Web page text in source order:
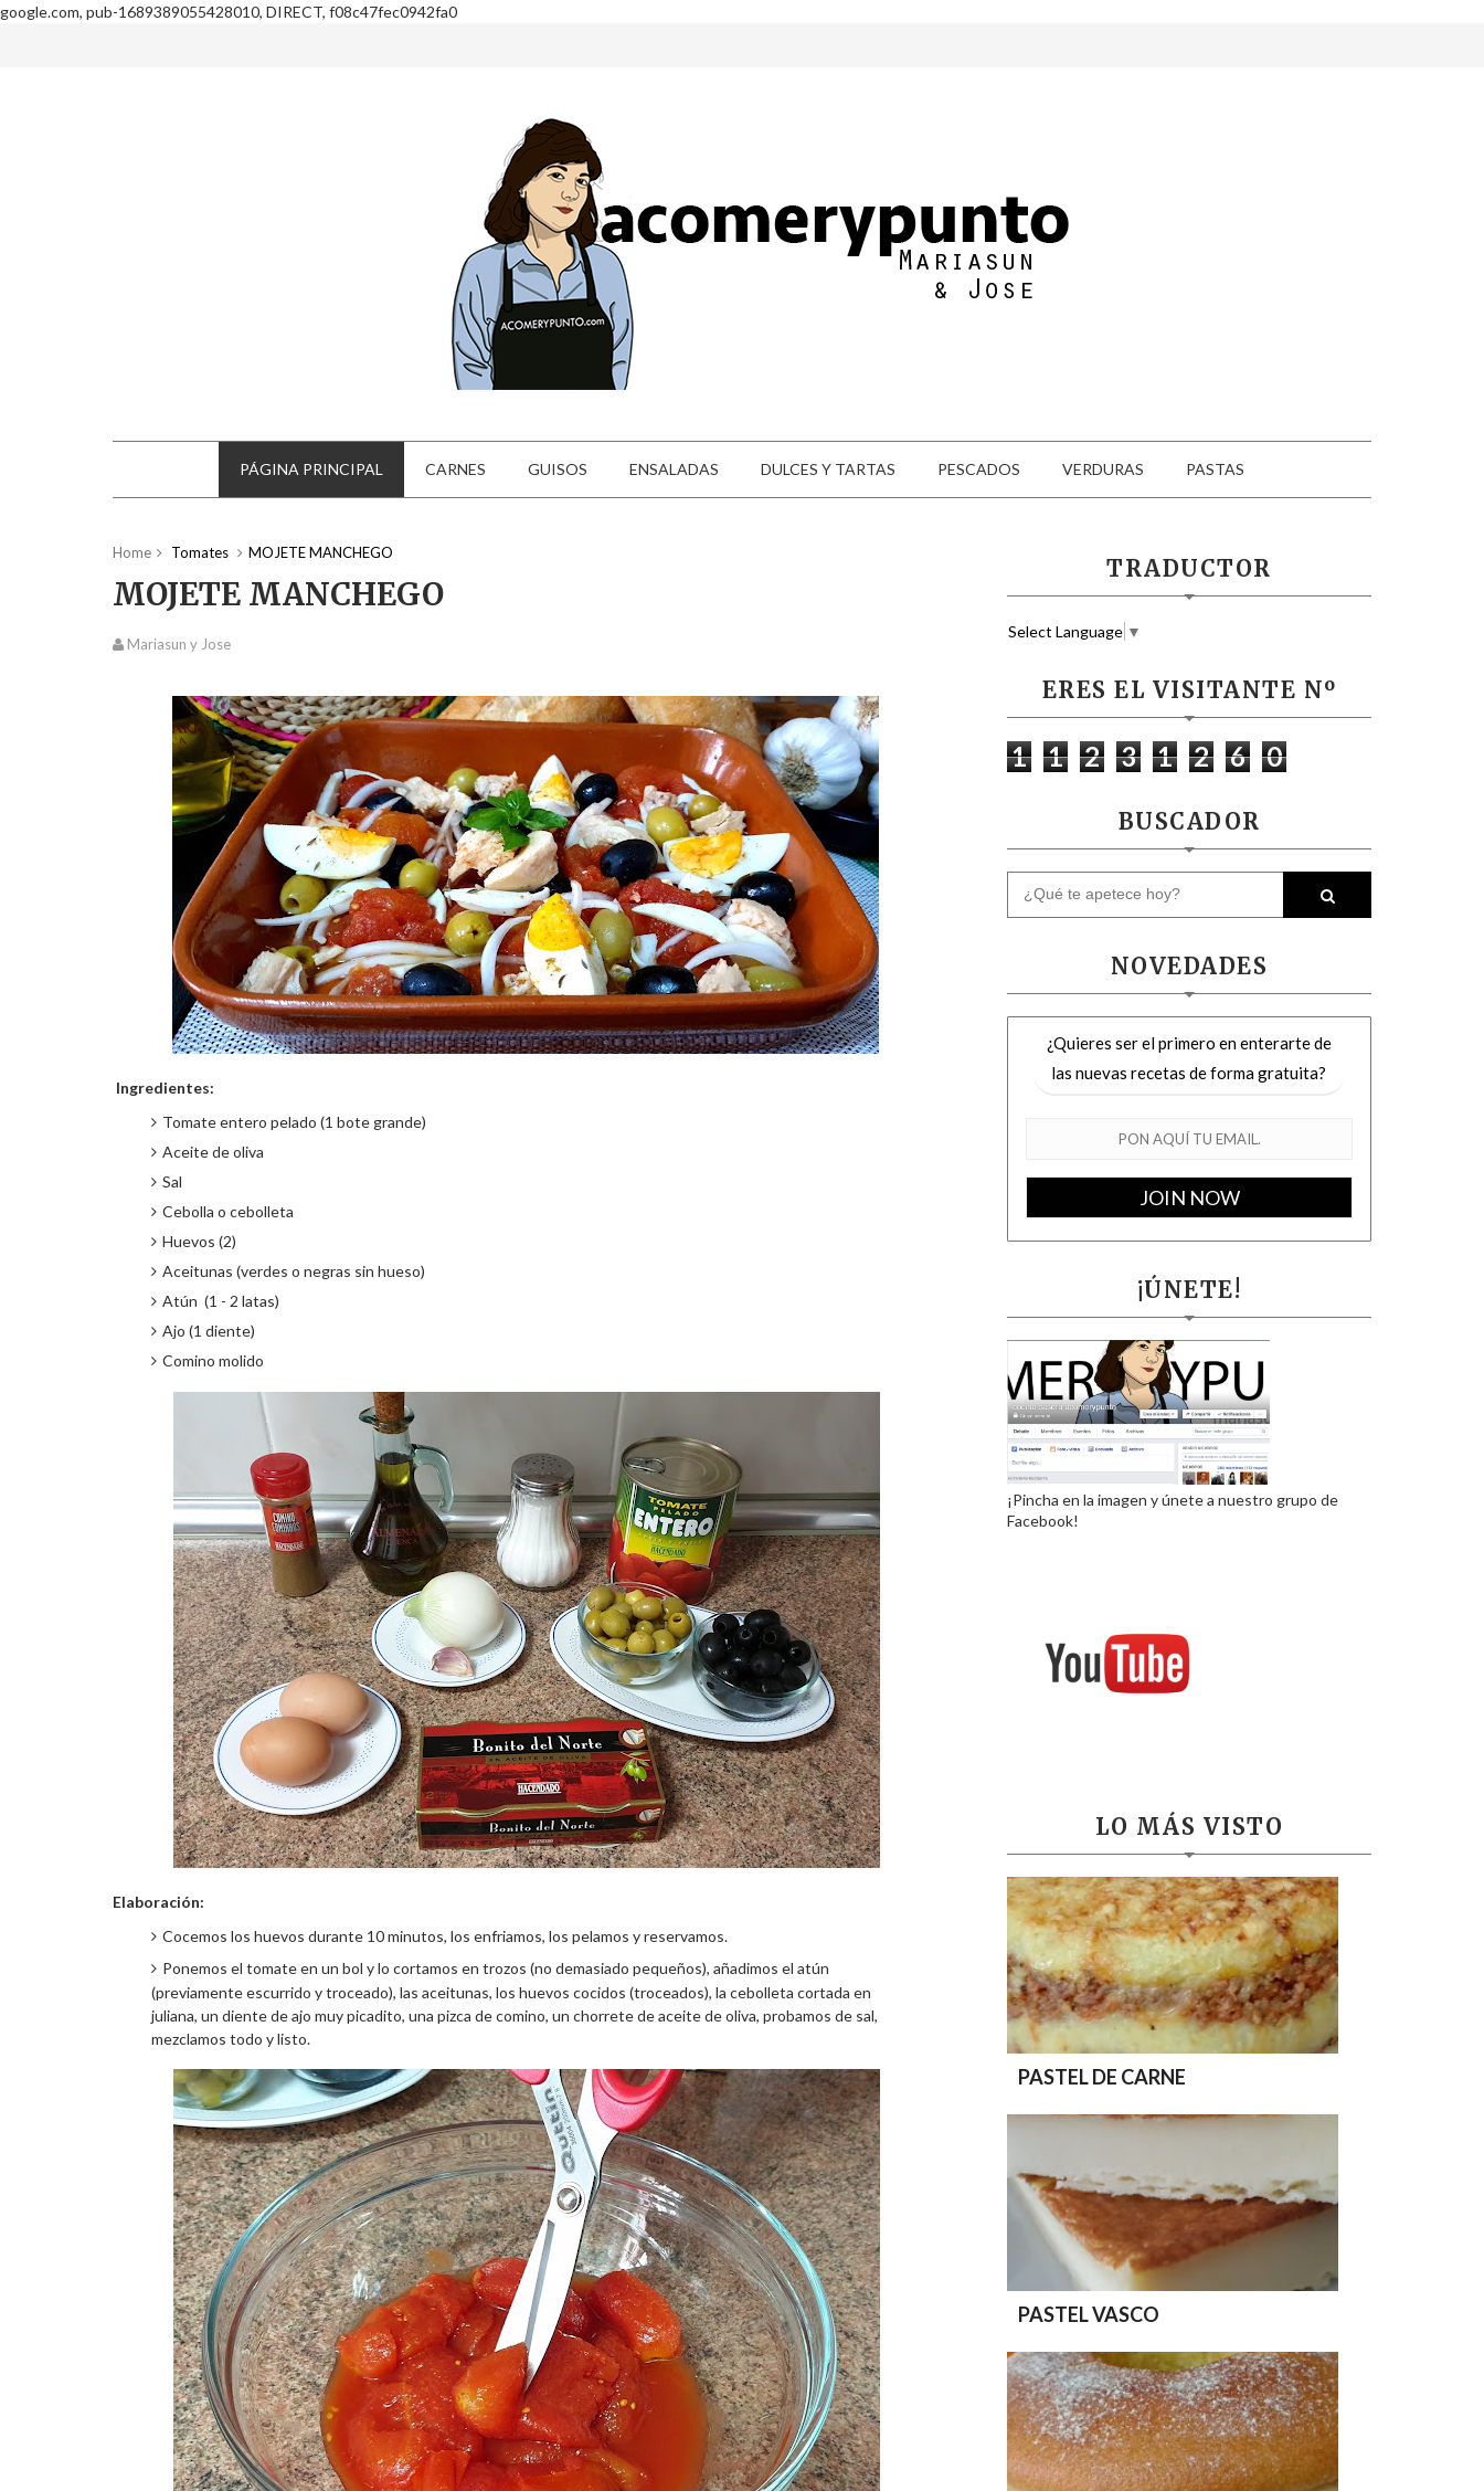
google.com, pub-1689389055428010, DIRECT, f08c47fec0942fa0
PÁGINA PRINCIPAL CARNES GUISOS ENSALADAS DULCES Y TARTAS PESCADOS VERDURAS PASTAS
Home Tomates MOJETE MANCHEGO
MOJETE MANCHEGO
Mariasun y Jose
Ingredientes:
Tomate entero pelado (1 bote grande)
Aceite de oliva
Sal
Cebolla o cebolleta
Huevos (2)
Aceitunas (verdes o negras sin hueso)
Atún (1 - 2 latas)
Ajo (1 diente)
Comino molido
Elaboración:
Cocemos los huevos durante 10 minutos, los enfriamos, los pelamos y reservamos.
Ponemos el tomate en un bol y lo cortamos en trozos (no demasiado pequeños), añadimos el atún
(previamente escurrido y troceado), las aceitunas, los huevos cocidos (troceados), la cebolleta cortada en
juliana, un diente de ajo muy picadito, una pizca de comino, un chorrete de aceite de oliva, probamos de sal,
mezclamos todo y listo.
TRADUCTOR
Select Language ▼
ERES EL VISITANTE Nº
1 1 2 3 1 2 6 0
BUSCADOR
NOVEDADES
¿Quieres ser el primero en enterarte de
las nuevas recetas de forma gratuita?
¡ÚNETE!
¡Pincha en la imagen y únete a nuestro grupo de
Facebook!
LO MÁS VISTO
PASTEL DE CARNE
PASTEL VASCO